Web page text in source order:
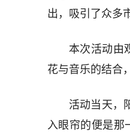
出，吸引了众多
本次活动由
花与音乐的结合
活动当天，
入眼帘的便是那